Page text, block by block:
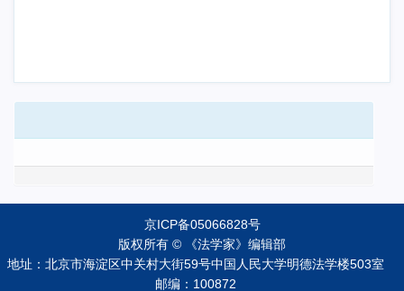
京ICP备05066828号
版权所有 © 《法学家》编辑部
地址：北京市海淀区中关村大街59号中国人民大学明德法学楼503室
邮编：100872